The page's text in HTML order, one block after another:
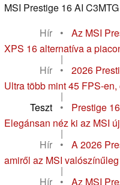
MSI Prestige 16 AI
Hír
•
Az MSI
XPS 16 alternatíva a
|
Hír
•
2026
Ultra több mint 45 FPS-en,
|
Teszt
•
Prestige
Elegánsan néz ki az MSI
|
Hír
•
A 2026
amiről az MSI
|
Hír
•
Az MSI